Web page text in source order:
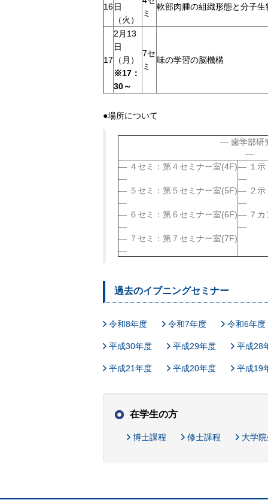
16日
（火）
ミ
軟部肉腫の組織形態と分子生
17
2月13
日
（月）
※17：
30～
7セ
ミ
味の学習の脳機構
●場所について
歯学部研
４セミ：第４セミナー室(4F)
５セミ：第５セミナー室(5F)
６セミ：第６セミナー室(6F)
７セミ：第７セミナー室(7F)
１
２
７
過去のイブニングセミナー
令和8年度 令和7年度 令和6年度
平成30年度 平成29年度 平成28
平成21年度 平成20年度 平成19
在学生の方
博士課程 修士課程 大学